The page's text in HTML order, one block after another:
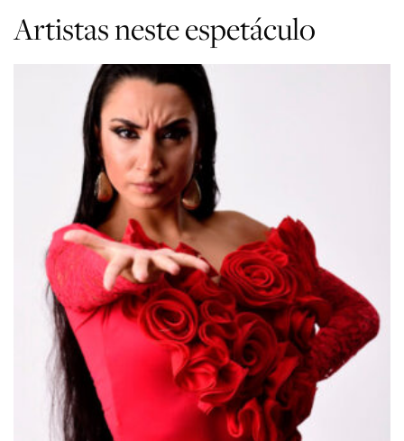
Artistas neste espetáculo